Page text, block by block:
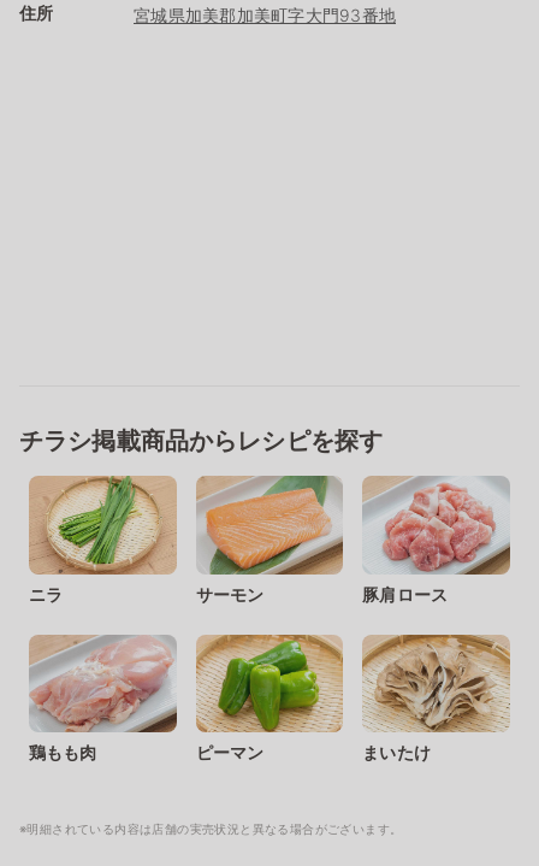
住所 宮城県加美郡加美町字大門93番地
チラシ掲載商品からレシピを探す
ニラ サーモン 豚肩ロース
鶏もも肉 ピーマン まいたけ
※明細されている内容は店舗の実売状況と異なる場合がございます。